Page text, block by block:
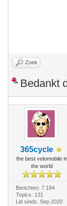
Zoek
Bedankt
365cycle
the best velomobile in
the world
Berichten: 7.184
Topics: 131
Lid sinds: Sep 2020